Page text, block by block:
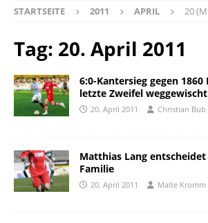
STARTSEITE 2011 APRIL 20
Tag: 20. April 2011
6:0-Kantersieg gegen
letzte Zweifel weggewischt
20. April 2011 Christian Bub
Matthias Lang
Familie
20. April 2011 Malte Kromm